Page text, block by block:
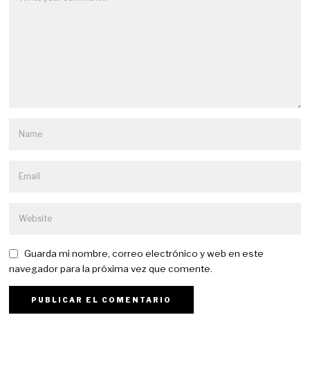
Guarda mi nombre, correo electrónico y web en este
navegador para la próxima vez que comente.